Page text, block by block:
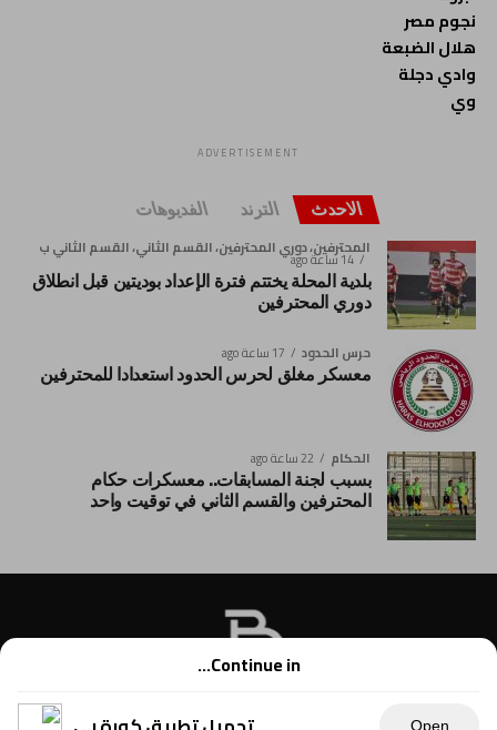
نجوم مصر
هلال الضبعة
وادي دجلة
وي
ADVERTISEMENT
الاحدث الترند الفديوهات
المحترفين، دوري المحترفين، القسم الثاني، القسم الثاني ب
14 ساعة ago
بلدية المحلة يختتم فترة الإعداد بوديتين قبل انطلاق
دوري المحترفين
حرس الحدود 17 ساعة ago
معسكر مغلق لحرس الحدود استعدادا للمحترفين
الحكام 22 ساعة ago
بسبب لجنة المسابقات.. معسكرات حكام
المحترفين والقسم الثاني في توقيت واحد
Continue in...
Open